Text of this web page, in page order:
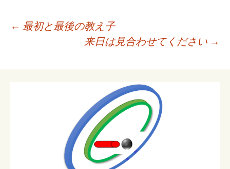
← 最初と最後の教え子
来日は見合わせてください →